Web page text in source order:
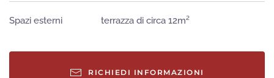
Spazi esterni terrazza di circa 12m²
RICHIEDI INFORMAZIONI